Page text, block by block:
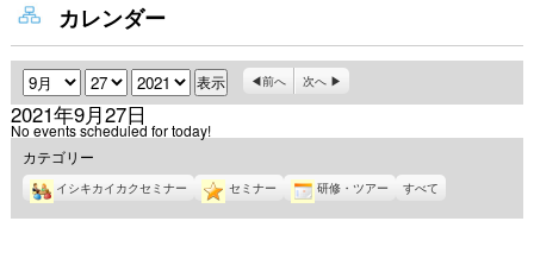
カレンダー
月 日 年 前へ 次へ
2021年9月27日
No events scheduled for today!
カテゴリー
イシキカイカクセミナー セミナー 研修・ツアー すべて